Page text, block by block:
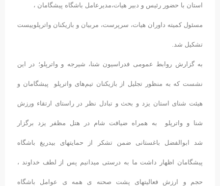
استان با حضور رئیس و دبیر هیات،مدیرعامل باشگاه پیشگامان ،
مسئول کمیته داوران هیات، سرپرست، مربیان و بازیکنان واترپلوییست
تشکیل شد.
به گزارش روابط عمومی فدراسیون شنا، شیرجه و واترپلو؛ در این
نشست که به منظور تجلیل از بازیکنان تیم‌های واترپلو پیشگامان و
هیئت شنای استان یزد و بحث و تبادل نظر در راستای ارتقاء ورزش
شنا و واترپلو به همراه ضیافت شام در هتل مظفر یزد برگزار
شد ابوالفضل باغستانی ضمن تشکر از حمایتهای بیدریغ باشگاه
پیشگامان اظهار داشت ما به درستی میدانیم پس از لطف خداوند ،
حجم و ارزش فعالیتهای پشت صحنه ی همه ی عوامل باشگاه